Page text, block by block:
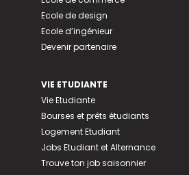
Ecole de design
Ecole d’ingénieur
Devenir partenaire
VIE ETUDIANTE
Vie Etudiante
Bourses et prêts étudiants
Logement Etudiant
Jobs Etudiant et Alternance
Trouve ton job saisonnier